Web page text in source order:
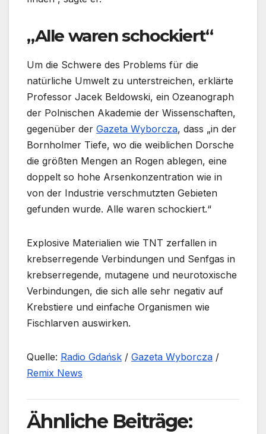
„Alle waren schockiert“
Um die Schwere des Problems für die
natürliche Umwelt zu unterstreichen, erklärte
Professor Jacek Beldowski, ein Ozeanograph
der Polnischen Akademie der Wissenschaften,
gegenüber der Gazeta Wyborcza, dass „in der
Bornholmer Tiefe, wo die weiblichen Dorsche
die größten Mengen an Rogen ablegen, eine
doppelt so hohe Arsenkonzentration wie in
von der Industrie verschmutzten Gebieten
gefunden wurde. Alle waren schockiert.“
Explosive Materialien wie TNT zerfallen in
krebserregende Verbindungen und Senfgas in
krebserregende, mutagene und neurotoxische
Verbindungen, die sich alle sehr negativ auf
Krebstiere und einfache Organismen wie
Fischlarven auswirken.
Quelle: Radio Gdańsk / Gazeta Wyborcza /
Remix News
Ähnliche Beiträge: